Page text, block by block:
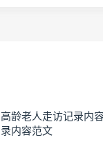
高龄老人走访记录内
录内容范文